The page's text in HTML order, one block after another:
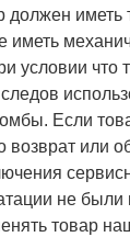
должен иметь
иметь
условии что
Если
возврат или
не
товар